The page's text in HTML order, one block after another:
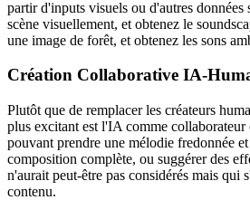
partir d'inputs visuels ou d'autres données
scène visuellement, et obtenez le
une image de forêt, et obtenez les sons
Création Collaborative IA-
Plutôt que de remplacer les créateurs
plus excitant est l'IA comme collaborateur
pouvant prendre une mélodie fredonnée
composition complète, ou suggérer des
n'aurait peut-être pas considérés mais qui
contenu.